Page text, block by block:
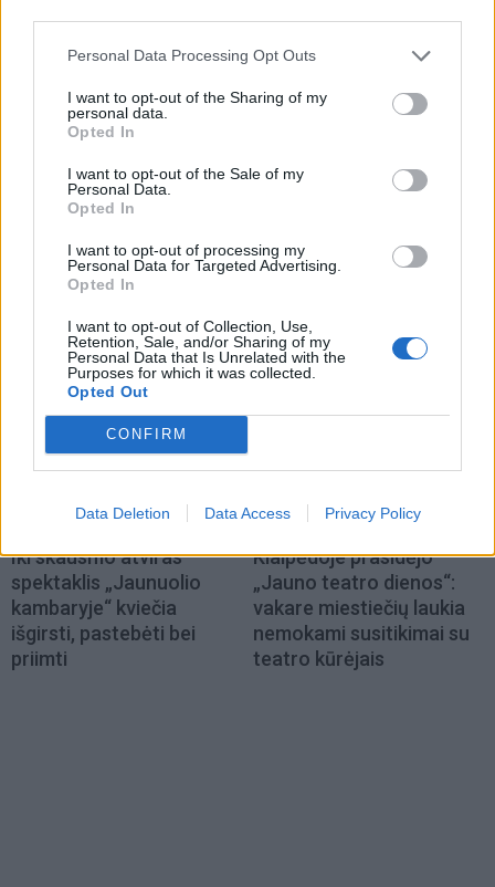
Personal Data Processing Opt Outs
I want to opt-out of the Sharing of my
personal data.
Opted In
I want to opt-out of the Sale of my
Personal Data.
Opted In
I want to opt-out of processing my
Personal Data for Targeted Advertising.
Opted In
I want to opt-out of Collection, Use,
Retention, Sale, and/or Sharing of my
Personal Data that Is Unrelated with the
Purposes for which it was collected.
Opted Out
CONFIRM
Data Deletion Data Access Privacy Policy
koncertą
Kultūra
Klaipėda prieš 100 metų:
Kultūra
- viena bendrystės istorija
Iki skausmo atviras
spektaklis „Jaunuolio
kambaryje“ kviečia
išgirsti, pastebėti bei
priimti
Kultūra
Klaipėdoje prasidėjo
„Jauno teatro dienos“:
vakare miestiečių laukia
nemokami susitikimai su
teatro kūrėjais